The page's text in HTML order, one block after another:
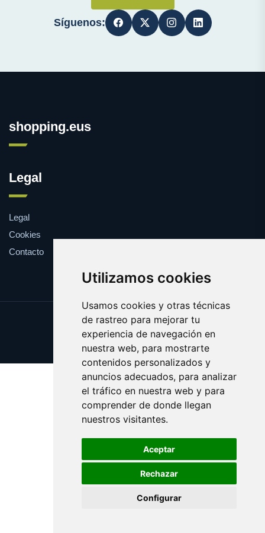
Utilizamos cookies
Usamos cookies y otras técnicas
de rastreo para mejorar tu
experiencia de navegación en
nuestra web, para mostrarte
contenidos personalizados y
anuncios adecuados, para analizar
el tráfico en nuestra web y para
comprender de donde llegan
nuestros visitantes.
Aceptar
Rechazar
Configurar
Síguenos:
shopping.eus
Legal
Legal
Cookies
Contacto
Update cookies preferences
Copyright © 2025 shopping.eus